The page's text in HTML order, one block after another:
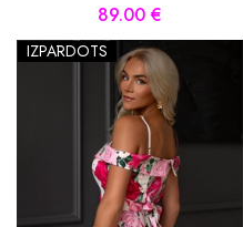
89.00 €
IZPĀRDOTS